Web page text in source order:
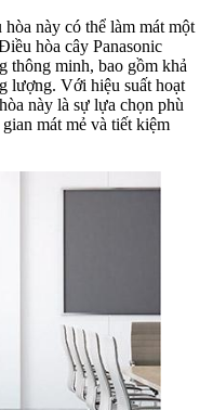
này có thể làm mát một
hòa cây Panasonic
thông minh, bao gồm khả
lượng. Với hiệu suất hoạt
này là sự lựa chọn phù
mát mẻ và tiết kiệm